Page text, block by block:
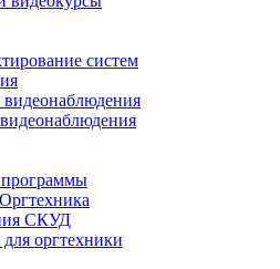
систем
СКУД
оргтехники